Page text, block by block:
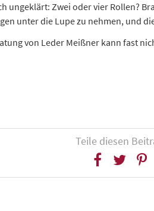
ungeklärt: Zwei oder vier Rollen?
unter die Lupe zu nehmen, und
von Leder Meißner kann fast
Teile diesen